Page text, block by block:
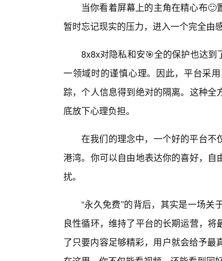
当你看着屏幕上的主角在精心布
暂时忘记现实的压力，进入一个完全由
8x8x对隐私和安🎯全的保护也达
一领域时的谨慎心理。因此，平台采
踪，个人信息得到绝对的隔离。这种
底放下心理负担。
在我们的理念中，一个好的平台不
港湾。你可以自由地表达你的喜好，
扰。
“永久免费”的背后，其实是一场
良性循环，维持了平台的长期运营，
了只要内容足够精彩，用户就会给予